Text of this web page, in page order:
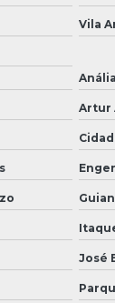
eletrônicos
de temperatura
Vila
Artur
José